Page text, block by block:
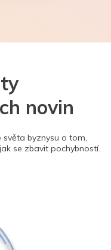
novin
byznysu o tom,
se zbavit pochybností.